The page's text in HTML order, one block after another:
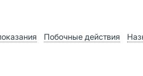
Побочные действия